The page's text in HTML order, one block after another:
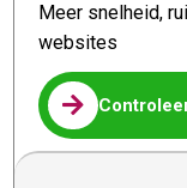
Meer snelheid,
websites
